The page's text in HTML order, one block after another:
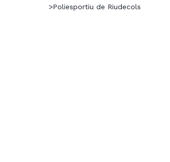
>Poliesportiu de Riudecols